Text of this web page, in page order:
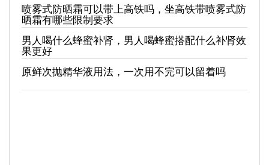
喷雾式防晒霜可以带上高铁吗，坐高铁带喷雾式防
晒霜有哪些限制要求
男人喝什么蜂蜜补肾，男人喝蜂蜜搭配什么补肾效
果更好
原鲜次抛精华液用法，一次用不完可以留着吗